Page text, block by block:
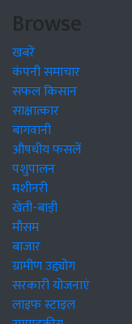
Browse
खबरें
कंपनी समाचार
सफल किसान
साक्षात्कार
बागवानी
औषधीय फसलें
पशुपालन
मशीनरी
खेती-बाड़ी
मौसम
बाजार
ग्रामीण उद्द्योग
सरकारी योजनाएं
लाइफ स्टाइल